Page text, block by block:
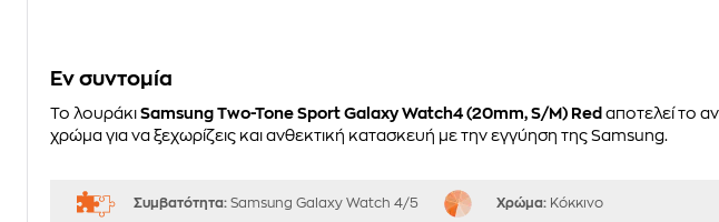
Eν συντομία
Το λουράκι Samsung Two-Tone Sport Galaxy Watch4 (20mm, S/M) Red αποτελεί το
χρώμα για να ξεχωρίζεις και ανθεκτική κατασκευή με την εγγύηση της Samsung.
Συμβατότητα: Samsung Galaxy Watch 4/5 Χρώμα: Κόκκινο